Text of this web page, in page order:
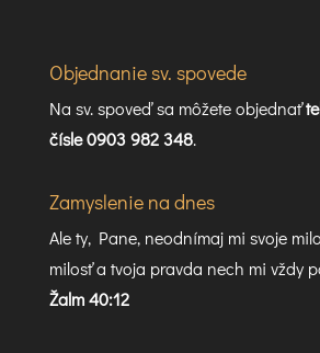
Objednanie sv. spovede
Na sv. spoveď sa môžete objednať
čísle 0903 982 348.
Zamyslenie na dnes
Ale ty, Pane, neodnímaj mi svoje
milosť a tvoja pravda nech mi vždy
Žalm 40:12